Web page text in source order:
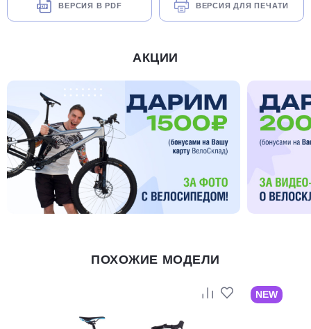
ВЕРСИЯ В PDF ВЕРСИЯ ДЛЯ ПЕЧАТИ
АКЦИИ
ПОХОЖИЕ МОДЕЛИ
NEW